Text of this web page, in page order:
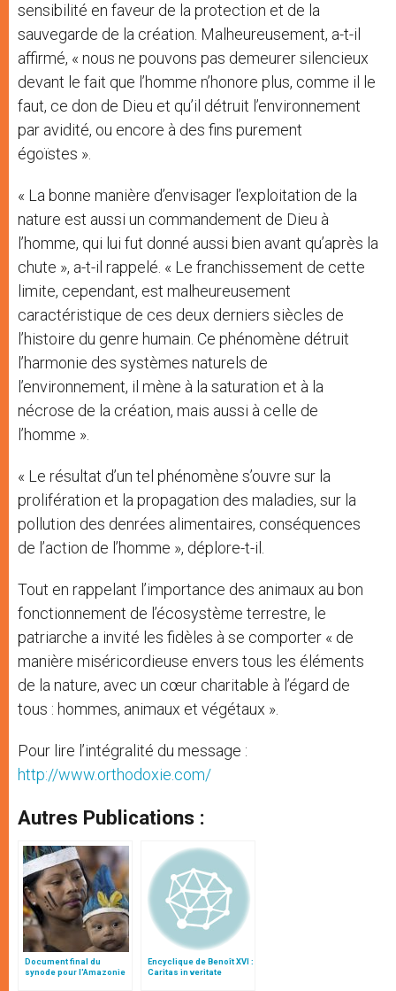
sensibilité en faveur de la protection et de la
sauvegarde de la création. Malheureusement, a-t-il
affirmé, « nous ne pouvons pas demeurer silencieux
devant le fait que l’homme n’honore plus, comme il le
faut, ce don de Dieu et qu’il détruit l’environnement
par avidité, ou encore à des fins purement
égoïstes ».
« La bonne manière d’envisager l’exploitation de la
nature est aussi un commandement de Dieu à
l’homme, qui lui fut donné aussi bien avant qu’après la
chute », a-t-il rappelé. « Le franchissement de cette
limite, cependant, est malheureusement
caractéristique de ces deux derniers siècles de
l’histoire du genre humain. Ce phénomène détruit
l’harmonie des systèmes naturels de
l’environnement, il mène à la saturation et à la
nécrose de la création, mais aussi à celle de
l’homme ».
« Le résultat d’un tel phénomène s’ouvre sur la
prolifération et la propagation des maladies, sur la
pollution des denrées alimentaires, conséquences
de l’action de l’homme », déplore-t-il.
Tout en rappelant l’importance des animaux au bon
fonctionnement de l’écosystème terrestre, le
patriarche a invité les fidèles à se comporter « de
manière miséricordieuse envers tous les éléments
de la nature, avec un cœur charitable à l’égard de
tous : hommes, animaux et végétaux ».
Pour lire l’intégralité du message :
http://www.orthodoxie.com/
Autres Publications :
Document final du
synode pour l'Amazonie
Encyclique de Benoît XVI :
Caritas in veritate